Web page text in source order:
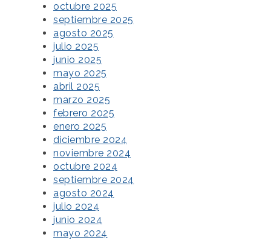
octubre 2025
septiembre 2025
agosto 2025
julio 2025
junio 2025
mayo 2025
abril 2025
marzo 2025
febrero 2025
enero 2025
diciembre 2024
noviembre 2024
octubre 2024
septiembre 2024
agosto 2024
julio 2024
junio 2024
mayo 2024